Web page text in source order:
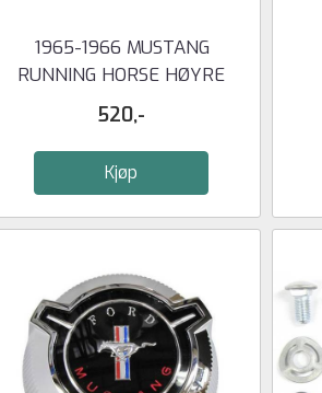
1965-1966 MUSTANG
RUNNING HORSE HØYRE
FREMSKJERM ...
520,-
Kjøp